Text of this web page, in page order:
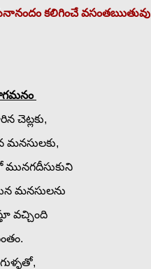
కలిగించే వసంతఋతువు
చెట్లకు,
మనసులకు,
మునగదీసుకుని
మనసులను
వచ్చింది
.
,